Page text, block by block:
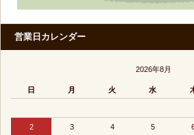
営業日カレンダー
2026年8月
日 月 火 水
2 3 4 5